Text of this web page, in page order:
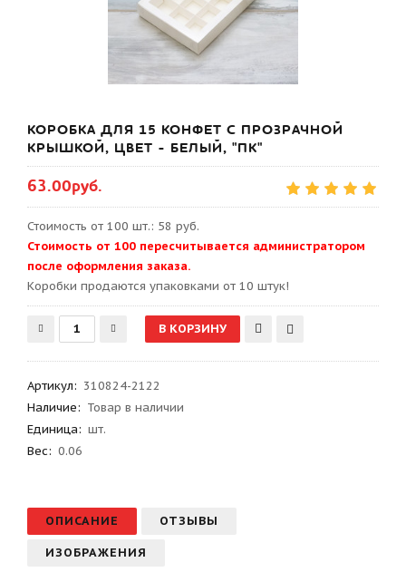
КОРОБКА ДЛЯ 15 КОНФЕТ С ПРОЗРАЧНОЙ
КРЫШКОЙ, ЦВЕТ - БЕЛЫЙ, "ПК"
63.00руб.
Стоимость от 100 шт.: 58 руб.
Стоимость от 100 пересчитывается администратором
после оформления заказа.
Kоробки продаются упаковками от 10 штук!
Артикул: 310824-2122
Наличие: Товар в наличии
Единица: шт.
Вес: 0.06
ОПИСАНИЕ ОТЗЫВЫ
ИЗОБРАЖЕНИЯ